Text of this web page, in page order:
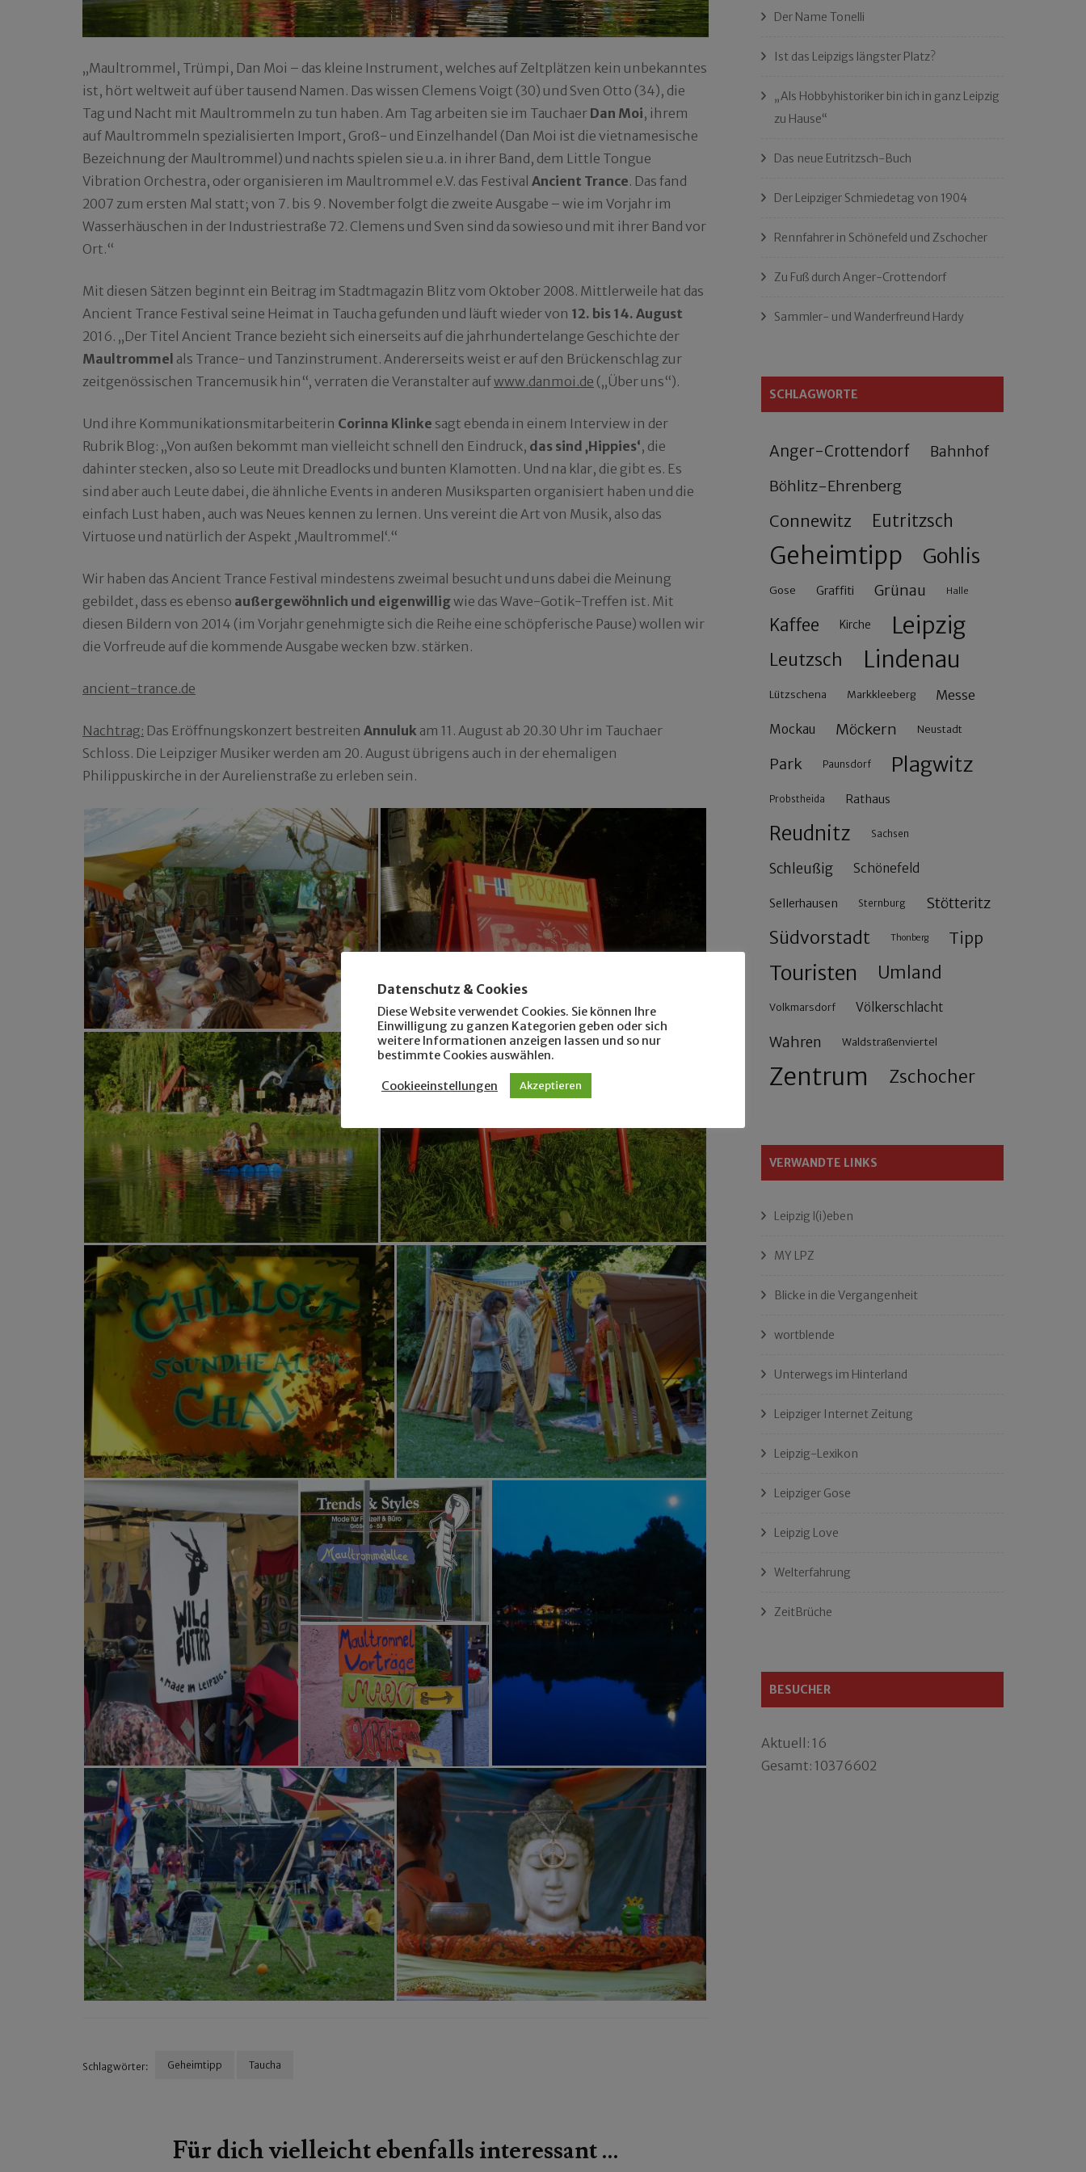
„Maultrommel, Trümpi, Dan Moi – das kleine Instrument, welches auf Zeltplätzen kein unbekanntes
ist, hört weltweit auf über tausend Namen. Das wissen Clemens Voigt (30) und Sven Otto (34), die
Tag und Nacht mit Maultrommeln zu tun haben. Am Tag arbeiten sie im Tauchaer Dan Moi, ihrem
auf Maultrommeln spezialisierten Import, Groß- und Einzelhandel (Dan Moi ist die vietnamesische
Bezeichnung der Maultrommel) und nachts spielen sie u.a. in ihrer Band, dem Little Tongue
Vibration Orchestra, oder organisieren im Maultrommel e.V. das Festival Ancient Trance. Das fand
2007 zum ersten Mal statt; von 7. bis 9. November folgt die zweite Ausgabe – wie im Vorjahr im
Wasserhäuschen in der Industriestraße 72. Clemens und Sven sind da sowieso und mit ihrer Band vor
Ort.“
Mit diesen Sätzen beginnt ein Beitrag im Stadtmagazin Blitz vom Oktober 2008. Mittlerweile hat das
Ancient Trance Festival seine Heimat in Taucha gefunden und läuft wieder von 12. bis 14. August
2016. „Der Titel Ancient Trance bezieht sich einerseits auf die jahrhundertelange Geschichte der
Maultrommel als Trance- und Tanzinstrument. Andererseits weist er auf den Brückenschlag zur
zeitgenössischen Trancemusik hin“, verraten die Veranstalter aufwww.danmoi.de („Über uns“).
Und ihre Kommunikationsmitarbeiterin Corinna Klinke sagt ebenda in einem Interview in der
Rubrik Blog: „Von außen bekommt man vielleicht schnell den Eindruck, das sind ‚Hippies‘, die
dahinter stecken, also so Leute mit Dreadlocks und bunten Klamotten. Und na klar, die gibt es. Es
sind aber auch Leute dabei, die ähnliche Events in anderen Musiksparten organisiert haben und die
einfach Lust haben, auch was Neues kennen zu lernen. Uns vereint die Art von Musik, also das
Virtuose und natürlich der Aspekt ‚Maultrommel‘.“
Wir haben das Ancient Trance Festival mindestens zweimal besucht und uns dabei die Meinung
gebildet, dass es ebenso außergewöhnlich und eigenwilligwie das Wave-Gotik-Treffen ist. Mit
diesen Bildern von 2014 (im Vorjahr genehmigte sich die Reihe eine schöpferische Pause) wollen wir
die Vorfreude auf die kommende Ausgabe wecken bzw. stärken.
ancient-trance.de
Nachtrag: Das Eröffnungskonzert bestreiten Annuluk am 11. August ab 20.30 Uhr im Tauchaer
Schloss. Die Leipziger Musiker werden am 20. August übrigens auch in der ehemaligen
Philippuskirche in der Aurelienstraße zu erleben sein.
Schlagwörter: Geheimtipp Taucha
Für dich vielleicht ebenfalls interessant …
Der Name Tonelli
Ist das Leipzigs längster Platz?
„Als Hobbyhistoriker bin ich in ganz Leipzig
zu Hause“
Das neue Eutritzsch-Buch
Der Leipziger Schmiedetag von 1904
Rennfahrer in Schönefeld und Zschocher
Zu Fuß durch Anger-Crottendorf
Sammler- und Wanderfreund Hardy
SCHLAGWORTE
Anger-Crottendorf Bahnhof
Böhlitz-Ehrenberg
Connewitz Eutritzsch
Geheimtipp Gohlis
Gose Graffiti Grünau Halle
Kaffee Kirche Leipzig
Leutzsch Lindenau
Lützschena Markkleeberg Messe
Mockau Möckern Neustadt
Park Paunsdorf Plagwitz
Probstheida Rathaus
Reudnitz Sachsen
Schleußig Schönefeld
Sellerhausen Sternburg Stötteritz
Südvorstadt Thonberg Tipp
Touristen Umland
Volkmarsdorf Völkerschlacht
Wahren Waldstraßenviertel
Zentrum Zschocher
VERWANDTE LINKS
Leipzig l(i)eben
MY LPZ
Blicke in die Vergangenheit
wortblende
Unterwegs im Hinterland
Leipziger Internet Zeitung
Leipzig-Lexikon
Leipziger Gose
Leipzig Love
Welterfahrung
ZeitBrüche
BESUCHER
Aktuell: 16
Gesamt: 10376602
Datenschutz & Cookies
Diese Website verwendet Cookies. Sie können Ihre
Einwilligung zu ganzen Kategorien geben oder sich
weitere Informationen anzeigen lassen und so nur
bestimmte Cookies auswählen.
Cookieeinstellungen Akzeptieren